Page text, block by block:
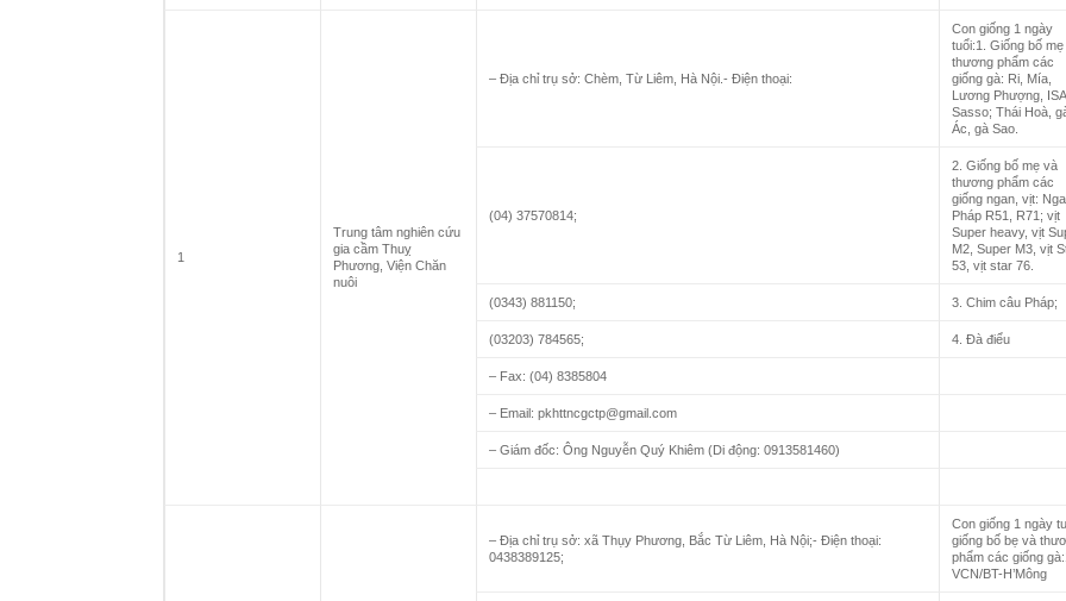
1
Trung tâm nghiên cứu
gia cầm Thuỵ
Phương, Viện Chăn
nuôi
– Địa chỉ trụ sở: Chèm, Từ Liêm, Hà Nội.- Điện thoại:
Con giống 1 ngày
tuổi:1. Giống bố
thương phẩm các
giống gà: Ri, Mía,
Lương Phượng, ISA,
Sasso; Thái Hoà,
Ác, gà Sao.
(04) 37570814;
2. Giống bố mẹ và
thương phẩm các
giống ngan, vịt:
Pháp R51, R71; vịt
Super heavy, vịt
M2, Super M3, vịt
53, vịt star 76.
(0343) 881150; 3. Chim câu Pháp;
(03203) 784565; 4. Đà điểu
– Fax: (04) 8385804
– Email: pkhttncgctp@gmail.com
– Giám đốc: Ông Nguyễn Quý Khiêm (Di động: 0913581460)
– Địa chỉ trụ sở: xã Thụy Phương, Bắc Từ Liêm, Hà Nội;- Điện thoại:
0438389125;
Con giống 1 ngày
giống bố bẹ và
phẩm các giống
VCN/BT-H’Mông